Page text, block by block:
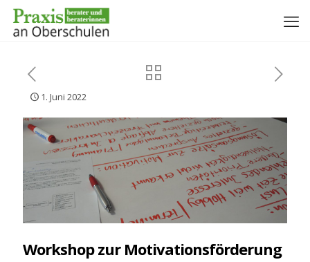
1. Juni 2022
Workshop zur Motivationsförderung